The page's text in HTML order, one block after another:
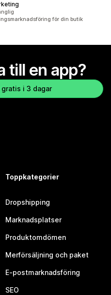
för din butik
till en app?
gratis i 3 dagar
Toppkategorier
Dropshipping
Marknadsplatser
Produktomdömen
Merförsäljning och paket
E-postmarknadsföring
SEO